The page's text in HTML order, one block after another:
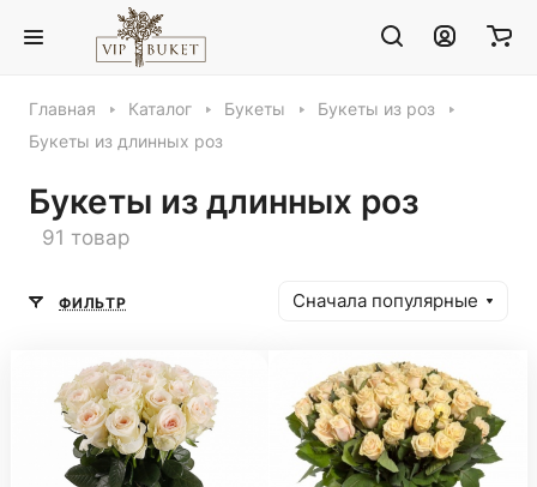
Главная Каталог Букеты
Букеты из роз
Букеты из длинных роз
Букеты из длинных роз
91 товар
ФИЛЬТР Сначала популярные